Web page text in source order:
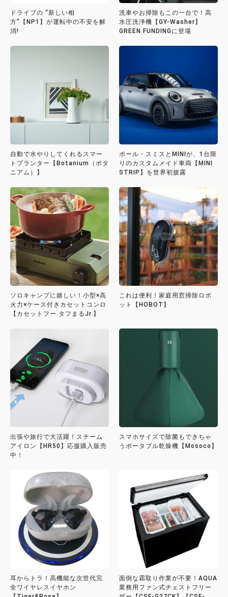
ドライブの “新しい相
方”【NP1】が運転中の不安を解
消!
洗車やお掃除もこの一台で！高
水圧洗浄機【GY-Washer】
GREEN FUNDINGに登場
自動で水やりしてくれるスマー
トプランター【Botanium（ボタ
ニアム）】
ポール・スミスとMINIが、1台限
りのカスタムメイド車両【MINI
STRIP】を世界初披露
ソロキャンプに嬉しい！小型×高
火力×ケース付きカセットコンロ
【カセットフー タフまるJr.】
これは便利！家庭用窓掃除ロボ
ット【HOBOT】
出張や旅行で大活躍！スチーム
アイロン【HR50】応援購入販売
中！
スマホサイズで除菌もできちゃ
うポータブル乾燥機【Mosoco】
耳からトラ！高機能な次世代完
全ワイヤレスイヤホン
面倒な霜取り作業が不要！AQUA
業務用ファン式チェストフリー